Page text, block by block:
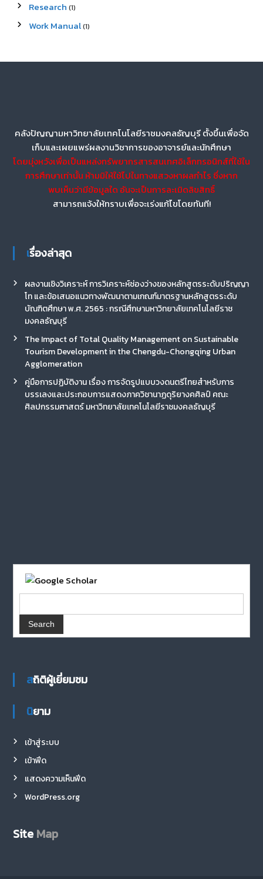
Research (1)
Work Manual(1)
คลังปัญญามหาวิทยาลัยเทคโนโลยีราชมงคลธัญบุรี ตั้งขึ้นเพื่อจัด
เก็บและเผยแพร่ผลงานวิชาการของอาจารย์และนักศึกษา
โดยมุ่งหวังเพื่อเป็นแหล่งทรัพยากรสารสนเทศอิเล็กทรอนิกส์ที่ใช้ใน
การศึกษาเท่านั้น ห้ามมิให้ใช้ไปในทางแสวงหาผลกำไร ซึ่งหาก
พบเห็นว่ามีข้อมูลใด อันจะเป็นการละเมิดลิขสิทธิ์
สามารถแจ้งให้ทราบเพื่อจะเร่งแก้ไขโดยทันที!
เรื่องล่าสุด
ผลงานเชิงวิเคราะห์ การวิเคราะห์ช่องว่างของหลักสูตรระดับปริญญา
โท และข้อเสนอแนวทางพัฒนาตามเกณฑ์มาตรฐานหลักสูตรระดับ
บัณฑิตศึกษา พ.ศ. 2565 : กรณีศึกษามหาวิทยาลัยเทคโนโลยีราช
มงคลธัญบุรี
The Impact of Total Quality Management on Sustainable
Tourism Development in the Chengdu-Chongqing Urban
Agglomeration
คู่มือการปฏิบัติงาน เรื่อง การจัดรูปแบบวงดนตรีไทยสำหรับการ
บรรเลงและประกอบการแสดงภาควิชานาฏดุริยางคศิลป์ คณะ
ศิลปกรรมศาสตร์ มหาวิทยาลัยเทคโนโลยีราชมงคลธัญบุรี
สถิติผู้เยี่ยมชม
นิยาม
เข้าสู่ระบบ
เข้าฟีด
แสดงความเห็นฟีด
WordPress.org
Site Map